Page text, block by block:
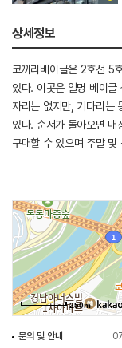
상세정보
코끼리베이글은 2호선 5
있다. 이곳은 일명 베이
자리는 없지만, 기다리는
있다. 순서가 돌아오면
구매할 수 있으며 주말
전부 판매되면 영업을
피크닉을 해도 좋다.
250m
문의 및 안내